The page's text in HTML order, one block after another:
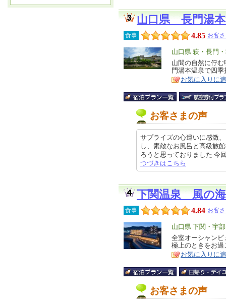
山口県 長門湯
食事 4.85 お客
エ
リ
ア
山口県 萩・長門
特
徴
山間の自然に佇
門湯本温泉で四
お気に入りに
お客さまの声
サプライズの心遣いに感激
し、素敵なお風呂と高級旅
ろうと思っておりました
つづきはこちら
下関温泉 風の海
食事 4.84 お客
エ
リ
ア
山口県 下関・宇部
特
徴
全室オーシャン
極上のときをお
お気に入りに
お客さまの声